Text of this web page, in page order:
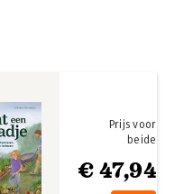
€ 47,94
Prijs voor
beide